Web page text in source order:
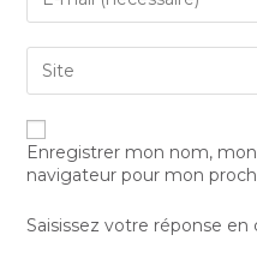
Enregistrer mon nom,
navigateur pour mon
Saisissez votre réponse en